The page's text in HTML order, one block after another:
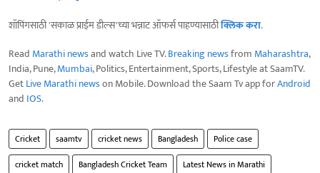
शॉपिंगसाठी 'सकाळ प्राईम डील्स'च्या भन्नाट ऑफर्स पाहण्यासाठीक्लिक करा.
Read Marathi newsand watch Live TV.Breaking newsfrom Maharashtra,
India, Pune,Mumbai, Politics, Entertainment, Sports, Lifestyle at SaamTV.
GetLive Marathi newson Mobile. Download the Saam Tv app forAndroid
and IOS.
Cricket saamtv cricket news Bangladesh
Police case
cricket match
Bangladesh Cricket Team Latest News in Marathi